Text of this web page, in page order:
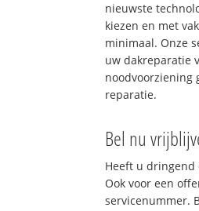
nieuwste
kiezen en met
minimaal. Onze
uw dakreparatie
noodvoorziening
reparatie.
Bel nu
Heeft u dringend
Ook voor een
servicenummer.